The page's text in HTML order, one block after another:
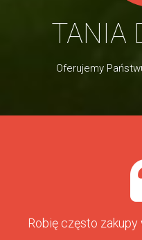
TANIA
Oferujemy
Robię często